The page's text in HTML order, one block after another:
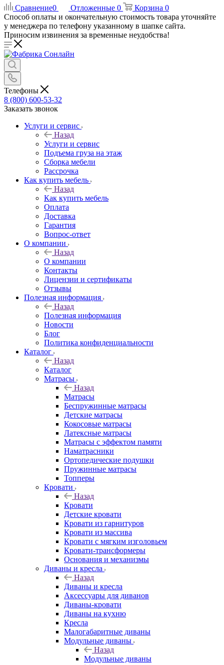
Сравнение0 Отложенные 0 Корзина 0
Способ оплаты и окончательную стоимость товара уточняйте
у менеджера по телефону указанному в шапке сайта.
Приносим извинения за временные неудобства!
Телефоны
8 (800) 600-53-32
Заказать звонок
Услуги и сервис
Назад
Услуги и сервис
Подъема груза на этаж
Сборка мебели
Рассрочка
Как купить мебель
Назад
Как купить мебель
Оплата
Доставка
Гарантия
Вопрос-ответ
О компании
Назад
О компании
Контакты
Лицензии и сертификаты
Отзывы
Полезная информация
Назад
Полезная информация
Новости
Блог
Политика конфиденциальности
Каталог
Назад
Каталог
Матрасы
Назад
Матрасы
Беспружинные матрасы
Детские матрасы
Кокосовые матрасы
Латексные матрасы
Матрасы с эффектом памяти
Наматрасники
Ортопедические подушки
Пружинные матрасы
Топперы
Кровати
Назад
Кровати
Детские кровати
Кровати из гарнитуров
Кровати из массива
Кровати с мягким изголовьем
Кровати-трансформеры
Основания и механизмы
Диваны и кресла
Назад
Диваны и кресла
Аксессуары для диванов
Диваны-кровати
Диваны на кухню
Кресла
Малогабаритные диваны
Модульные диваны
Назад
Модульные диваны